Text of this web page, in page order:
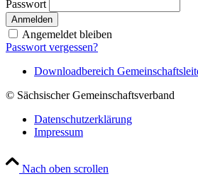
Passwort
Angemeldet bleiben
Passwort vergessen?
Downloadbereich
© Sächsischer Gemeinschaftsverband
Datenschutzerklärung
Impressum
Nach oben scrollen